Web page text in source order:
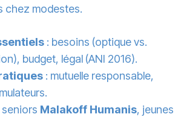
chez modestes.
: besoins (optique vs.
budget, légal (ANI 2016).
: mutuelle responsable,
seniors Malakoff Humanis, jeunes